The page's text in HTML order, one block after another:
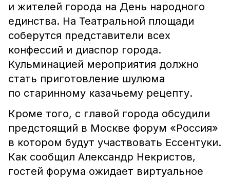
и жителей города на День народного
единства. На Театральной площади
соберутся представители всех
конфессий и диаспор города.
Кульминацией мероприятия должно
стать приготовление шулюма
по старинному казачьему рецепту.
Кроме того, с главой города обсудили
предстоящий в Москве форум «Россия»
в котором будут участвовать Ессентуки.
Как сообщил Александр Некристов,
гостей форума ожидает виртуальное